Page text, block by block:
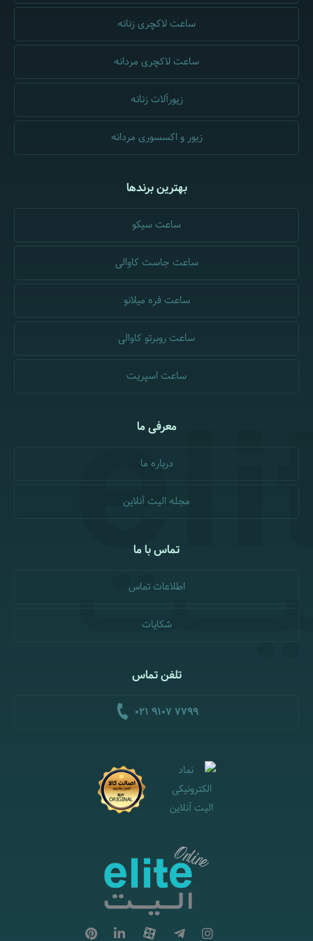
ساعت لاکچری زنانه
ساعت لاکچری مردانه
زیورآلات زنانه
زیور و اکسسوری مردانه
بهترین برندها
ساعت سیکو
ساعت جاست کاوالی
ساعت فره میلانو
ساعت روبرتو کاوالی
ساعت اسپریت
معرفی ما
درباره ما
مجله الیت آنلاین
تماس با ما
اطلاعات تماس
شکایات
تلفن تماس
021 9107 7799